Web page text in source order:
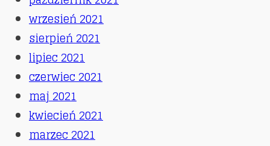
wrzesień 2021
sierpień 2021
lipiec 2021
czerwiec 2021
maj 2021
kwiecień 2021
marzec 2021